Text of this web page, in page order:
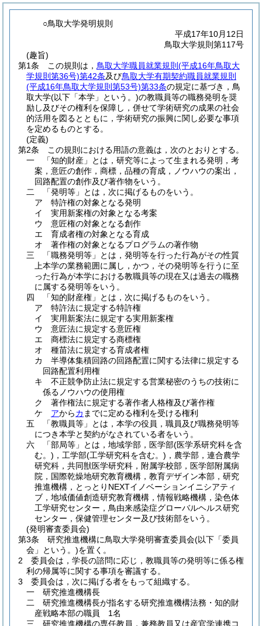
○鳥取大学発明規則
平成17年10月12日
鳥取大学規則第117号
(趣旨)
第1条
この規則は， 鳥取大学職員就業規則 (平成16年鳥取大
学規則第36号)第42条及び鳥取大学有期契約職員就業規則
(平成16年鳥取大学規則第53号)第33条の規定に基づき，鳥
取大学(以下「本学」という。)の教職員等の職務発明を奨
励し及びその権利を保障し，併せて学術研究の成果の社会
的活用を図るとともに，学術研究の振興に関し必要な事項
を定めるものとする。
(定義)
第2条
この規則における用語の意義は，次のとおりとする。
一
「知的財産」とは，研究等によって生まれる発明，考
案，意匠の創作，商標，品種の育成，ノウハウの案出，
回路配置の創作及び著作物をいう。
二
「発明等」とは，次に掲げるものをいう。
ア
特許権の対象となる発明
イ
実用新案権の対象となる考案
ウ
意匠権の対象となる創作
エ
育成者権の対象となる育成
オ
著作権の対象となるプログラムの著作物
三
「職務発明等」とは，発明等を行った行為がその性質
上本学の業務範囲に属し，かつ，その発明等を行うに至
った行為が本学における教職員等の現在又は過去の職務
に属する発明等をいう。
四
「知的財産権」とは，次に掲げるものをいう。
ア
特許法に規定する特許権
イ
実用新案法に規定する実用新案権
ウ
意匠法に規定する意匠権
エ
商標法に規定する商標権
オ
種苗法に規定する育成者権
カ
半導体集積回路の回路配置に関する法律に規定する
回路配置利用権
キ
不正競争防止法に規定する営業秘密のうちの技術に
係るノウハウの使用権
ク
著作権法に規定する著作者人格権及び著作権
ケ
アからカ までに定める権利を受ける権利
五
「教職員等」とは，本学の役員，職員及び職務発明等
につき本学と契約がなされている者をいう。
六
「部局等」とは，地域学部，医学部(医学系研究科を含
む。) ，工学部(工学研究科を含む。) ，農学部，連合農学
研究科，共同獣医学研究科，附属学校部，医学部附属病
院，国際乾燥地研究教育機構，教育デザイン本部，研究
推進機構，とっとりNEXTイノベーションイニシアティ
ブ，地域価値創造研究教育機構，情報戦略機構，染色体
工学研究センター，鳥由来感染症グローバルヘルス研究
センター，保健管理センター及び技術部をいう。
(発明審査委員会)
第3条
研究推進機構に鳥取大学発明審査委員会(以下「委員
会」という。)を置く。
2
委員会は，学長の諮問に応じ，教職員等の発明等に係る権
利の帰属等に関する事項を審議する。
3
委員会は，次に掲げる者をもって組織する。
一
研究推進機構長
二
研究推進機構長が指名する研究推進機構法務・知的財
産戦略本部の職員 1名
三
研究推進機構の専任教員，兼務教員又は産官学連携コ